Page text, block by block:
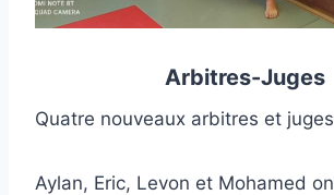
Arbitres-Juges
Quatre nouveaux arbitres et juges
Aylan, Eric, Levon et Mohamed